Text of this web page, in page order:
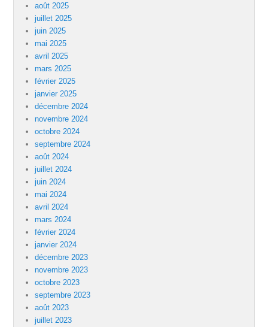
août 2025
juillet 2025
juin 2025
mai 2025
avril 2025
mars 2025
février 2025
janvier 2025
décembre 2024
novembre 2024
octobre 2024
septembre 2024
août 2024
juillet 2024
juin 2024
mai 2024
avril 2024
mars 2024
février 2024
janvier 2024
décembre 2023
novembre 2023
octobre 2023
septembre 2023
août 2023
juillet 2023